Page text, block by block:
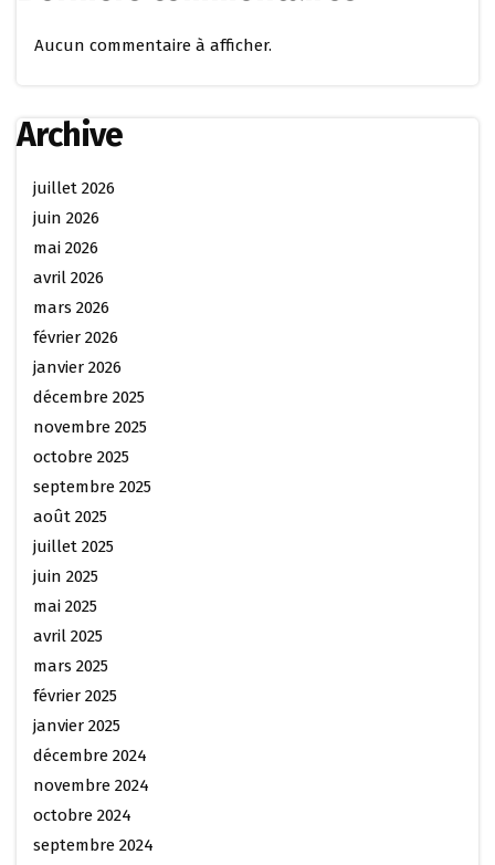
Aucun commentaire à afficher.
Archive
juillet 2026
juin 2026
mai 2026
avril 2026
mars 2026
février 2026
janvier 2026
décembre 2025
novembre 2025
octobre 2025
septembre 2025
août 2025
juillet 2025
juin 2025
mai 2025
avril 2025
mars 2025
février 2025
janvier 2025
décembre 2024
novembre 2024
octobre 2024
septembre 2024